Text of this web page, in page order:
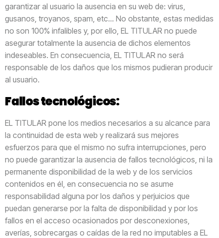
garantizar al usuario la ausencia en su web de: virus,
gusanos, troyanos, spam, etc… No obstante, estas medidas
no son 100% infalibles y, por ello, EL TITULAR no puede
asegurar totalmente la ausencia de dichos elementos
indeseables. En consecuencia, EL TITULAR no será
responsable de los daños que los mismos pudieran producir
al usuario.
Fallos tecnológicos:
EL TITULAR pone los medios necesarios a su alcance para
la continuidad de esta web y realizará sus mejores
esfuerzos para que el mismo no sufra interrupciones, pero
no puede garantizar la ausencia de fallos tecnológicos, ni la
permanente disponibilidad de la web y de los servicios
contenidos en él, en consecuencia no se asume
responsabilidad alguna por los daños y perjuicios que
puedan generarse por la falta de disponibilidad y por los
fallos en el acceso ocasionados por desconexiones,
averías, sobrecargas o caídas de la red no imputables a EL